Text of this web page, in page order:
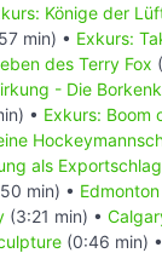
Könige der
min) • Exkurs:
des Terry Fox
- Die
• Exkurs: Boom
als
min) • Edmonton
(3:21 min) •
(0:46 min) •